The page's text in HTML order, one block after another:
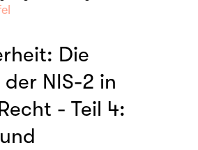
Die
NIS-2 in
- Teil 4: